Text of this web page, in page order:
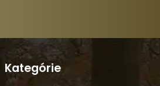
Kategórie